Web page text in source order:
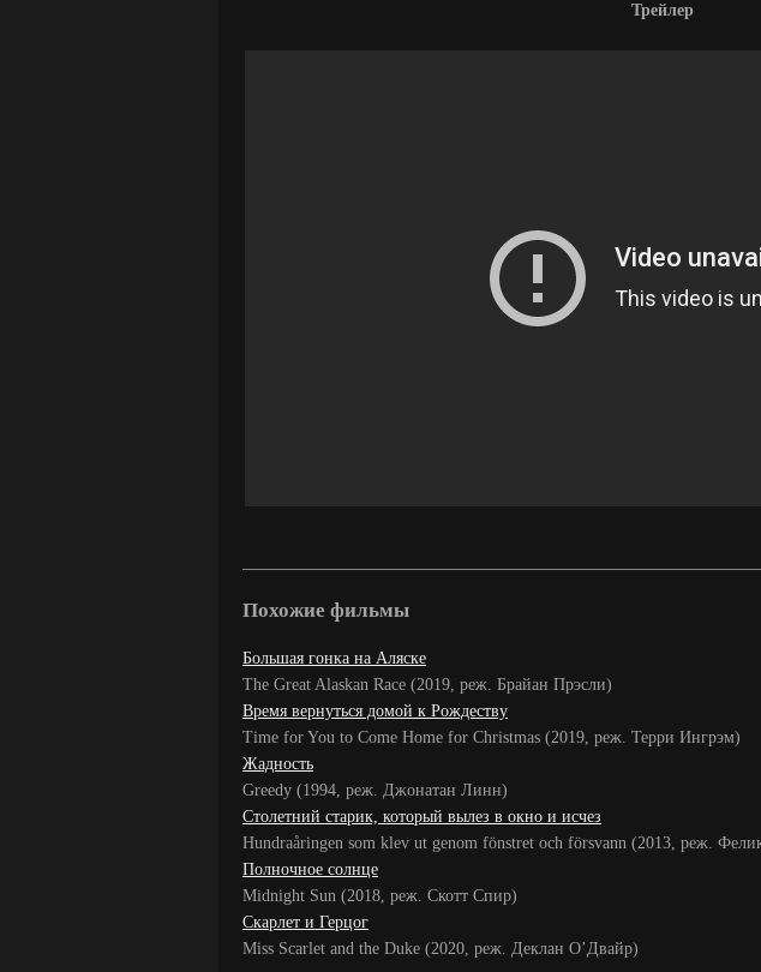
Трейлер
Похожие фильмы
Большая гонка на Аляске
The Great Alaskan Race (2019, реж. Брайан Прэсли)
Время вернуться домой к Рождеству
Time for You to Come Home for Christmas (2019, реж. Терри Ингрэм)
Жадность
Greedy (1994, реж. Джонатан Линн)
Столетний старик, который вылез в окно и исчез
Hundraåringen som klev ut genom fönstret och försvann (2013, реж.
Полночное солнце
Midnight Sun (2018, реж. Скотт Спир)
Скарлет и Герцог
Miss Scarlet and the Duke (2020, реж. Деклан О’Двайр)